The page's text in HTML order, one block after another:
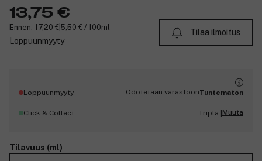
13,75 €
Ennen: 17,20 € 5,50 € / 100ml
Loppuunmyyty
Tilaa ilmoitus
Loppuunmyyty Odotetaan varastoonTuntematon
Click & Collect Tripla |Muuta
Tilavuus (ml)